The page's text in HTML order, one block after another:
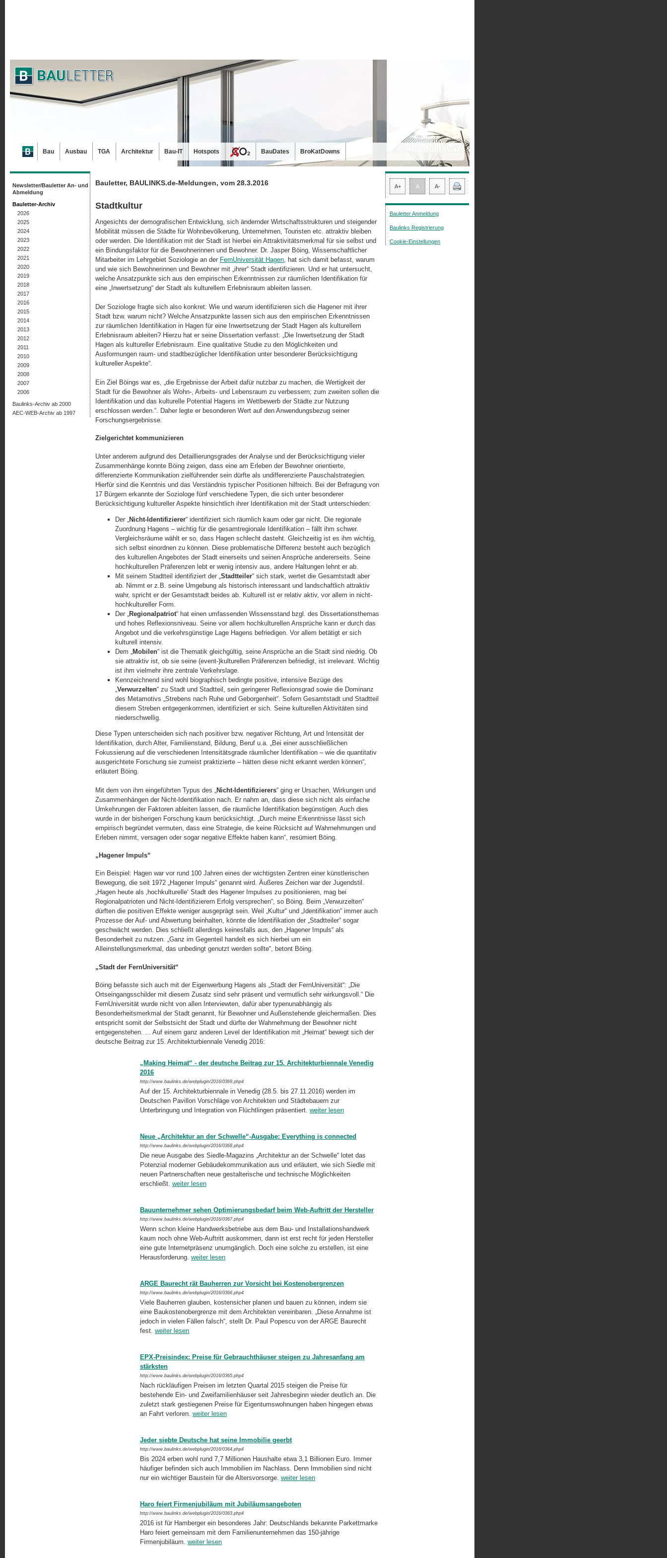
Bauletter, BAULINKS.de-Meldungen, vom 28.3.2016
Stadtkultur
Angesichts der demografischen Entwicklung, sich ändernder Wirtschaftsstrukturen und steigender
Mobilität müssen die Städte für Wohnbevölkerung, Unternehmen, Touristen etc. attraktiv bleiben
oder werden. Die Identifikation mit der Stadt ist hierbei ein Attrak­tivitätsmerkmal für sie selbst und
ein Bindungsfaktor für die Bewohnerinnen und Bewohner. Dr. Jasper Böing, Wissenschaftlicher
Mitarbeiter im Lehrgebiet Soziologie an der FernUniversität Hagen, hat sich damit befasst, warum
und wie sich Bewohnerinnen und Bewohner mit „ihrer“ Stadt identifizieren. Und er hat untersucht,
welche Ansatz­punkte sich aus den empi­ri­schen Erkenntnissen zur räumlichen Identifikation für
eine „Inwertsetzung“ der Stadt als kulturellem Erlebnisraum ableiten lassen.
Der Soziologe fragte sich also konkret: Wie und warum identifizieren sich die Hagener mit ihrer
Stadt bzw. warum nicht? Welche Ansatzpunkte lassen sich aus den empi­ri­schen Erkenntnissen
zur räumlichen Identifikation in Hagen für eine Inwertsetzung der Stadt Hagen als kulturellem
Erlebnisraum ableiten? Hierzu hat er seine Dissertation verfasst: „Die Inwertsetzung der Stadt
Hagen als kultureller Erlebnisraum. Eine qua­li­tative Studie zu den Möglichkeiten und
Ausformungen raum- und stadtbezüglicher Identifikation unter besonderer Berücksichtigung
kultureller Aspekte“.
Ein Ziel Böings war es, „die Ergebnisse der Arbeit dafür nutzbar zu machen, die Wertig­keit der
Stadt für die Bewohner als Wohn-, Arbeits- und Lebensraum zu verbessern; zum zweiten sollen die
Identifikation und das kulturelle Potential Hagens im Wett­be­werb der Städte zur Nutzung
erschlossen werden.“. Daher legte er besonderen Wert auf den Anwendungsbezug seiner
Forschungsergebnisse.
Zielgerichtet kommunizieren
Unter anderem aufgrund des Detaillierungsgrades der Analyse und der Berück­sich­tigung vieler
Zusammenhänge konnte Böing zeigen, dass eine am Erleben der Bewoh­ner orientierte,
differenzierte Kommunikation zielführender sein dürfte als undif­fe­ren­zierte Pauschalstrategien.
Hierfür sind die Kenntnis und das Verständnis typischer Positionen hilfreich. Bei der Befragung von
17 Bürgern erkannte der Soziologe fünf verschiedene Typen, die sich unter besonderer
Berücksichtigung kultureller Aspekte hinsichtlich ihrer Identifikation mit der Stadt unterschieden:
Der „ Nicht-Identifizierer“ identifiziert sich räumlich kaum oder gar nicht. Die regionale
Zuordnung Hagens – wichtig für die gesamtregionale Identifikation – fällt ihm schwer.
Vergleichsräume wählt er so, dass Hagen schlecht dasteht. Gleichzeitig ist es ihm wichtig,
sich selbst einordnen zu können. Diese pro­ble­matische Differenz besteht auch bezüglich
des kulturellen Angebotes der Stadt einerseits und seinen Ansprüche andererseits. Seine
hochkulturellen Präferenzen lebt er wenig intensiv aus, andere Haltungen lehnt er ab.
Mit seinem Stadtteil identifiziert der „ Stadtteiler“ sich stark, wertet die Ge­samt­stadt aber
ab. Nimmt er z.B. seine Umgebung als historisch interessant und landschaftlich attraktiv
wahr, spricht er der Gesamtstadt beides ab. Kulturell ist er relativ aktiv, vor allem in nicht-
hochkultureller Form.
Der „ Regionalpatriot“ hat einen umfassenden Wissensstand bzgl. des Disser­ta­tions­themas
und hohes Reflexionsniveau. Seine vor allem hochkulturellen Ansprüche kann er durch das
Angebot und die verkehrsgünstige Lage Hagens befriedigen. Vor allem betätigt er sich
kulturell intensiv.
Dem „ Mobilen“ ist die Thematik gleichgültig, seine Ansprüche an die Stadt sind niedrig. Ob
sie attraktiv ist, ob sie seine (event-)kulturellen Präferenzen be­frie­digt, ist irrelevant. Wichtig
ist ihm vielmehr ihre zentrale Verkehrslage.
Kennzeichnend sind wohl biographisch bedingte positive, intensive Bezüge des
Verwurzelten“ zu Stadt und Stadtteil, sein geringerer Reflexionsgrad sowie die Dominanz
des Metamotivs „Strebens nach Ruhe und Geborgenheit“. Sofern Gesamtstadt und Stadtteil
diesem Streben entgegenkommen, identifiziert er sich. Seine kulturellen Aktivitäten sind
niederschwellig.
Diese Typen unterscheiden sich nach positiver bzw. negativer Richtung, Art und Intensität der
Identifikation, durch Alter, Familienstand, Bildung, Beruf u.a. „Bei einer ausschließlichen
Fokussierung auf die verschiedenen Intensitätsgrade räumlicher Identifikation – wie die quantitativ
ausgerichtete Forschung sie zumeist praktizierte – hätten diese nicht erkannt werden können“,
erläutert Böing.
Mit dem von ihm eingeführten Typus des „ Nicht-Identifizierers“ ging er Ursachen, Wirkungen und
Zusammenhängen der Nicht-Identifikation nach. Er nahm an, dass diese sich nicht als einfache
Umkehrungen der Faktoren ableiten lassen, die räumliche Identifikation begünstigen. Auch dies
wurde in der bisherigen Forschung kaum berücksichtigt. „Durch meine Erkenntnisse lässt sich
empirisch begründet vermuten, dass eine Strategie, die keine Rücksicht auf Wahrnehmungen und
Erleben nimmt, versagen oder sogar negative Effekte haben kann“, resümiert Böing.
„Hagener Impuls“
Ein Beispiel: Hagen war vor rund 100 Jahren eines der wichtigsten Zentren einer künstlerischen
Bewegung, die seit 1972 „Hagener Impuls“ genannt wird. Äußeres Zeichen war der Jugendstil.
„Hagen heute als ‚hochkulturelle‘ Stadt des Hagener Impulses zu positionieren, mag bei
Regionalpatrioten und Nicht-Identifizierern Erfolg versprechen“, so Böing. Beim „Verwurzelten“
dürften die positiven Effekte weniger ausgeprägt sein. Weil „Kultur“ und „Identifikation“ immer auch
Prozesse der Auf- und Abwertung beinhalten, könnte die Identifikation der „Stadtteiler“ sogar
geschwächt werden. Dies schließt allerdings keinesfalls aus, den „Hagener Impuls“ als
Besonderheit zu nutzen. „Ganz im Gegenteil handelt es sich hierbei um ein
Alleinstellungsmerkmal, das unbedingt genutzt werden sollte“, betont Böing.
„Stadt der FernUniversität“
Böing befasste sich auch mit der Eigenwerbung Hagens als „Stadt der FernUniversität“: „Die
Ortseingangsschilder mit diesem Zusatz sind sehr präsent und vermutlich sehr wirkungsvoll.“ Die
FernUniversität wurde nicht von allen Interviewten, dafür aber typenunabhängig als
Besonderheitsmerkmal der Stadt genannt, für Bewohner und Außenstehende gleichermaßen. Dies
entspricht somit der Selbstsicht der Stadt und dürfte der Wahrnehmung der Bewohner nicht
entgegenstehen. ... Auf einem ganz anderen Level der Identifikation mit „Heimat“ bewegt sich der
deutsche Beitrag zur 15. Architekturbiennale Venedig 2016:
„Making Heimat“ - der deutsche Beitrag zur 15. Architekturbiennale Venedig
2016
http://www.baulinks.de/webplugin/2016/0369.php4
Auf der 15. Architekturbiennale in Venedig (28.5. bis 27.11.2016) wer­den im
Deutschen Pavillon Vorschläge von Architekten und Städtebau­ern zur
Unterbringung und Integra­tion von Flüchtlingen präsentiert. weiter lesen
Neue „Architektur an der Schwelle“-Ausgabe: Everything is connected
http://www.baulinks.de/webplugin/2016/0368.php4
Die neue Ausgabe des Siedle-Magazins „Architektur an der Schwelle“ lotet das
Potenzial moderner Gebäudekommunikation aus und erläutert, wie sich Siedle mit
neuen Partnerschaften neue gestalterische und tech­nische Mög­lichkeiten
erschließt. weiter lesen
Bauunternehmer sehen Optimierungsbedarf beim Web-Auftritt der Hersteller
http://www.baulinks.de/webplugin/2016/0367.php4
Wenn schon kleine Handwerksbetriebe aus dem Bau- und Installations­hand­werk
kaum noch ohne Web-Auftritt auskommen, dann ist erst recht für jeden Hersteller
eine gute Internetpräsenz unum­gäng­lich. Doch eine solche zu erstellen, ist eine
Herausforderung. weiter lesen
ARGE Baurecht rät Bauherren zur Vorsicht bei Kostenobergrenzen
http://www.baulinks.de/webplugin/2016/0366.php4
Viele Bauherren glauben, kostensicher planen und bauen zu können, indem sie
eine Baukostenobergrenze mit dem Architekten vereinbaren. „Diese An­nahme ist
jedoch in vielen Fällen falsch“, stellt Dr. Paul Popes­cu von der ARGE Baurecht
fest. weiter lesen
EPX-Preisindex: Preise für Gebrauchthäuser steigen zu Jahresanfang am
stärksten
http://www.baulinks.de/webplugin/2016/0365.php4
Nach rückläufigen Preisen im letzten Quartal 2015 steigen die Preise für
bestehende Ein- und Zweifamilienhäuser seit Jahresbeginn wieder deut­lich an. Die
zuletzt stark gestiegenen Preise für Eigentumswoh­nun­gen haben hingegen etwas
an Fahrt verloren. weiter lesen
Jeder siebte Deutsche hat seine Immobilie geerbt
http://www.baulinks.de/webplugin/2016/0364.php4
Bis 2024 erben wohl rund 7,7 Millionen Haushalte etwa 3,1 Billionen Euro. Immer
häufiger befinden sich auch Immo­bilien im Nachlass. Denn Immo­bilien sind nicht
nur ein wichtiger Baustein für die Altersvorsorge. weiter lesen
Haro feiert Firmenjubiläum mit Jubiläumsangeboten
http://www.baulinks.de/webplugin/2016/0363.php4
2016 ist für Hamberger ein besonderes Jahr: Deutschlands bekannte Par­kettmarke
Haro feiert gemeinsam mit dem Familienunternehmen das 150-jährige
Firmenjubiläum. weiter lesen
Newsletter/Bauletter An- und
Abmeldung
Bauletter-Archiv
2026
2025
2024
2023
2022
2021
2020
2019
2018
2017
2016
2015
2014
2013
2012
2011
2010
2009
2008
2007
2006
Baulinks-Archiv ab 2000
AEC-WEB-Archiv ab 1997
A+ A A-
Bauletter Anmeldung
Baulinks Registrierung
Cookie-Einstellungen
Bau Ausbau TGA Architektur Bau-IT Hotspots BauDates BroKatDowns